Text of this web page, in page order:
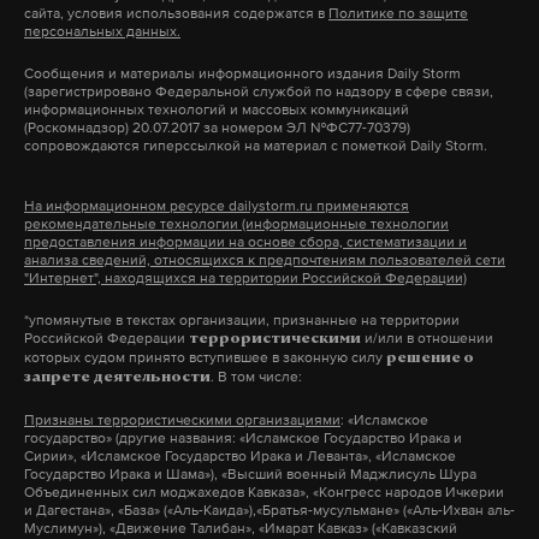
бенефициарами, на мой взгляд, выглядят
команда Хуснуллина и в целом строительная
отрасль. Ставка вторая — это промышленность.
вокруг него. Ставка третья — цифровая
экономика. Туда самые большие объемы средств
— на цифровые платформы заявлено 700
миллиардов. За IT — Максут Шадаев, за все вокруг
этого — Дмитрий Чернышенко», — перечислил
Минченко.
Кадровый резерв и уверенность Кремля
Вновь вернувшись к теме спецоперации, Путин
# сергей меликов
международного сообщества». «Никакого десанта
французского в Крыму точно не будет. Они просто
не рискнут это сделать. Исключено, что
повторится трагедия Крымской войны XIX века»,
Он обратил внимание, что «ничего подобного, как
в речи Макрона, мы не услышим из уст президента
уровень политической культуры во Франции
такой, что подобные совершенно возмутительные
вещи озвучивает президент. Это, в принципе,
свидетельствует о его низкой подготовке как
руководителя государства», — добавил
собеседник.
сайта, условия использования содержатся в Политике по защите
персональных данных.
Сообщения и материалы информационного издания Daily Storm
(зарегистрировано Федеральной службой по надзору в сфере связи,
информационных технологий и массовых коммуникаций
(Роскомнадзор) 20.07.2017 за номером ЭЛ №ФС77-70379)
сопровождаются гиперссылкой на материал с пометкой Daily Storm.
На информационном ресурсе dailystorm.ru применяются
рекомендательные технологии (информационные технологии
предоставления информации на основе сбора, систематизации и
анализа сведений, относящихся к предпочтениям пользователей сети
"Интернет", находящихся на территории Российской Федерации)
*упомянутые в текстах организации, признанные на территории
Российской Федерации террористическими и/или в отношении
которых судом принято вступившее в законную силу решение о
запрете деятельности. В том числе:
Признаны террористическими организациями: «Исламское
государство» (другие названия: «Исламское Государство Ирака и
Сирии», «Исламское Государство Ирака и Леванта», «Исламское
Государство Ирака и Шама»), «Высший военный Маджлисуль Шура
Объединенных сил моджахедов Кавказа», «Конгресс народов Ичкерии
и Дагестана», «База» («Аль-Каида»),«Братья-мусульмане» («Аль-Ихван аль-
Муслимун»), «Движение Талибан», «Имарат Кавказ» («Кавказский